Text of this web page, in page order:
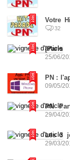
Votre
32
[Paris
25/06/
PN :
09/05/
PN
29/04/
Les 3
29/03/